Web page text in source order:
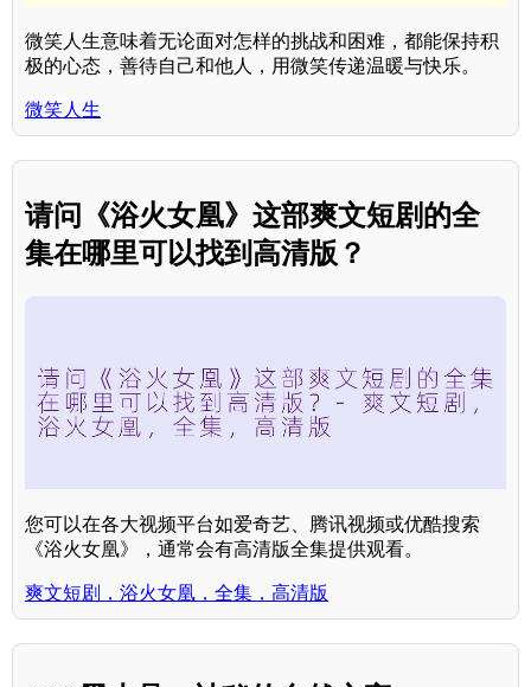
微笑人生意味着无论面对怎样的挑战和困难，都能保持积
极的心态，善待自己和他人，用微笑传递温暖与快乐。
微笑人生
请问《浴火女凰》这部爽文短剧的全
集在哪里可以找到高清版？
您可以在各大视频平台如爱奇艺、腾讯视频或优酷搜索
《浴火女凰》，通常会有高清版全集提供观看。
爽文短剧，浴火女凰，全集，高清版